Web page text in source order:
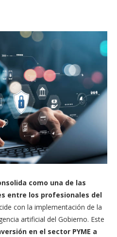
como una de las
entre los profesionales del
con la implementación de la
artificial del Gobierno. Este
en el sector PYME a